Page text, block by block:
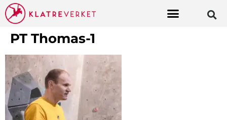
PT Thomas-1